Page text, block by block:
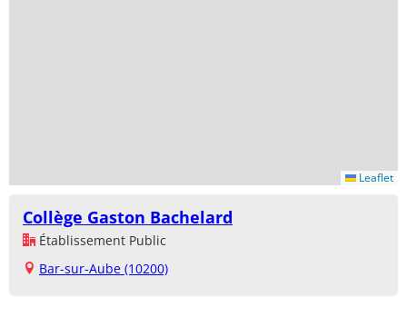
Leaflet
Collège Gaston Bachelard
Établissement Public
Bar-sur-Aube (10200)